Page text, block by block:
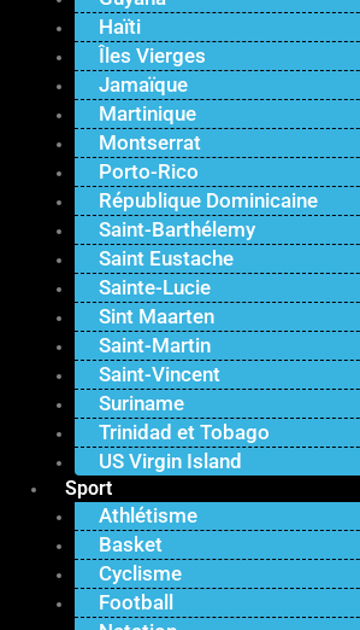
Haïti
Îles Vierges
Jamaïque
Martinique
Montserrat
Porto-Rico
République Dominicaine
Saint-Barthélemy
Saint Eustache
Sainte-Lucie
Sint Maarten
Saint-Martin
Saint-Vincent
Suriname
Trinidad et Tobago
US Virgin Island
Sport
Athlétisme
Basket
Cyclisme
Football